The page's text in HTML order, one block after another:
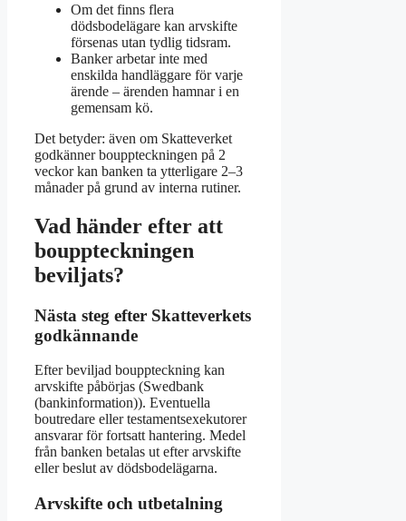
Om det finns flera
dödsbodelägare kan arvskifte
försenas utan tydlig tidsram.
Banker arbetar inte med
enskilda handläggare för varje
ärende – ärenden hamnar i en
gemensam kö.
Det betyder: även om Skatteverket
godkänner bouppteckningen på 2
veckor kan banken ta ytterligare 2–3
månader på grund av interna rutiner.
Vad händer efter att
bouppteckningen
beviljats?
Nästa steg efter Skatteverkets
godkännande
Efter beviljad bouppteckning kan
arvskifte påbörjas (Swedbank
(bankinformation)). Eventuella
boutredare eller testamentsexekutorer
ansvarar för fortsatt hantering. Medel
från banken betalas ut efter arvskifte
eller beslut av dödsbodelägarna.
Arvskifte och utbetalning